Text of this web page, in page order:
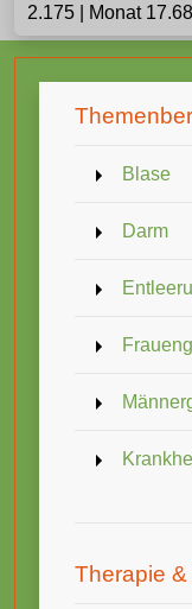
2.175 | Monat
Blase
Darm
Therapie &